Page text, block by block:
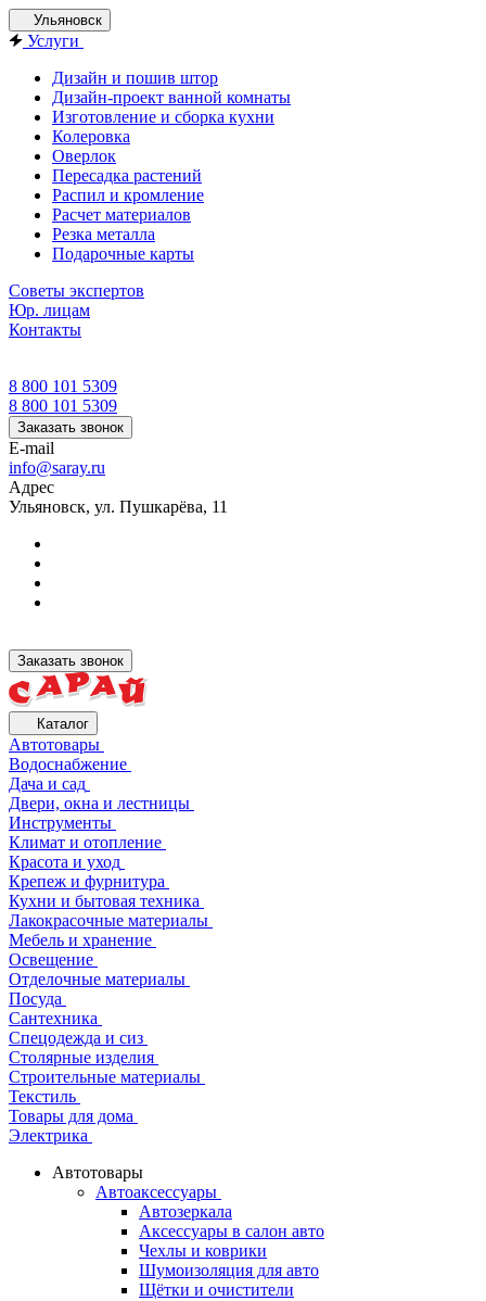
Ульяновск
Услуги
Дизайн и пошив штор
Дизайн-проект ванной комнаты
Изготовление и сборка кухни
Колеровка
Оверлок
Пересадка растений
Распил и кромление
Расчет материалов
Резка металла
Подарочные карты
Советы экспертов
Юр. лицам
Контакты
8 800 101 5309
8 800 101 5309
Заказать звонок
E-mail
info@saray.ru
Адрес
Ульяновск, ул. Пушкарёва, 11
Заказать звонок
Каталог
Автотовары
Водоснабжение
Дача и сад
Двери, окна и лестницы
Инструменты
Климат и отопление
Красота и уход
Крепеж и фурнитура
Кухни и бытовая техника
Лакокрасочные материалы
Мебель и хранение
Освещение
Отделочные материалы
Посуда
Сантехника
Спецодежда и сиз
Столярные изделия
Строительные материалы
Текстиль
Товары для дома
Электрика
Автотовары
Автоаксессуары
Автозеркала
Аксессуары в салон авто
Чехлы и коврики
Шумоизоляция для авто
Щётки и очистители